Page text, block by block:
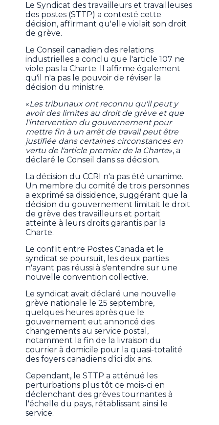
Le Syndicat des travailleurs et travailleuses
des postes (STTP) a contesté cette
décision, affirmant qu'elle violait son droit
de grève.
Le Conseil canadien des relations
industrielles a conclu que l'article 107 ne
viole pas la Charte. Il affirme également
qu'il n'a pas le pouvoir de réviser la
décision du ministre.
«Les tribunaux ont reconnu qu'il peut y
avoir des limites au droit de grève et que
l'intervention du gouvernement pour
mettre fin à un arrêt de travail peut être
justifiée dans certaines circonstances en
vertu de l'article premier de la Charte», a
déclaré le Conseil dans sa décision.
La décision du CCRI n'a pas été unanime.
Un membre du comité de trois personnes
a exprimé sa dissidence, suggérant que la
décision du gouvernement limitait le droit
de grève des travailleurs et portait
atteinte à leurs droits garantis par la
Charte.
Le conflit entre Postes Canada et le
syndicat se poursuit, les deux parties
n'ayant pas réussi à s'entendre sur une
nouvelle convention collective.
Le syndicat avait déclaré une nouvelle
grève nationale le 25 septembre,
quelques heures après que le
gouvernement eut annoncé des
changements au service postal,
notamment la fin de la livraison du
courrier à domicile pour la quasi-totalité
des foyers canadiens d'ici dix ans.
Cependant, le STTP a atténué les
perturbations plus tôt ce mois-ci en
déclenchant des grèves tournantes à
l'échelle du pays, rétablissant ainsi le
service.